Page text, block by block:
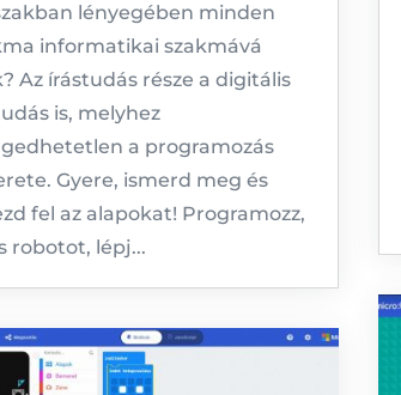
lényegében minden
informatikai szakmává
Az írástudás része a digitális
is, melyhez
a programozás
Gyere, ismerd meg és
fel az alapokat! Programozz,
robotot, lépj...